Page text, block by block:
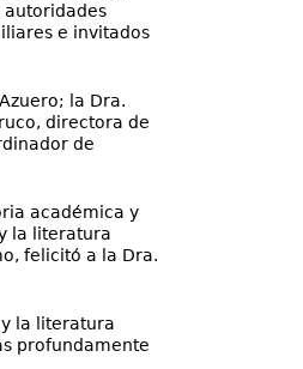
autoridades
e invitados
la Dra.
directora de
de
académica y
la literatura
felicitó a la Dra.
la literatura
profundamente